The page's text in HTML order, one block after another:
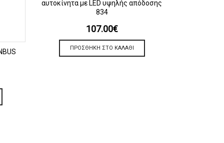
αυτοκίνητα με LED υψηλής απόδοσης
834
107.00€
ΠΡΟΣΘΉΚΗ ΣΤΟ ΚΑΛΆΘΙ